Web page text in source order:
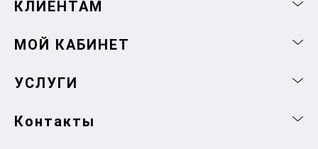
КЛИЕНТАМ
МОЙ КАБИНЕТ
УСЛУГИ
Контакты